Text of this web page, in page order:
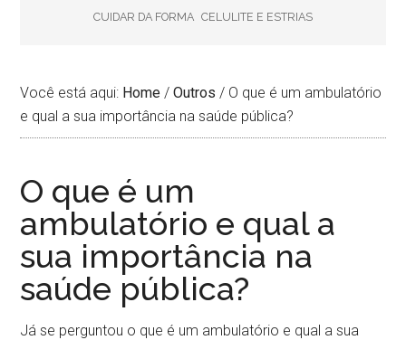
CUIDAR DA FORMA CELULITE E ESTRIAS
Você está aqui: Home / Outros / O que é um ambulatório
e qual a sua importância na saúde pública?
O que é um
ambulatório e qual a
sua importância na
saúde pública?
Já se perguntou o que é um ambulatório e qual a sua